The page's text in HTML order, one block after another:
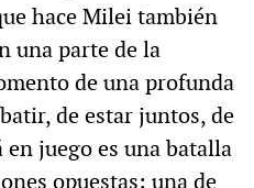
hace Milei también
una parte de la
de una profunda
de estar juntos, de
en juego es una batalla
opuestas: una de